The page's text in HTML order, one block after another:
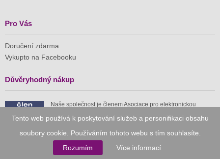
Tento web používá k poskytování služeb a personifikaci obsahu
soubory cookie. Používáním tohoto webu s tím souhlasíte.
Rozumím
Více informací
Pro Vás
Doručení zdarma
Vykupto na Facebooku
Důvěryhodný nákup
Naše společnost je členem Asociace pro elektronickou